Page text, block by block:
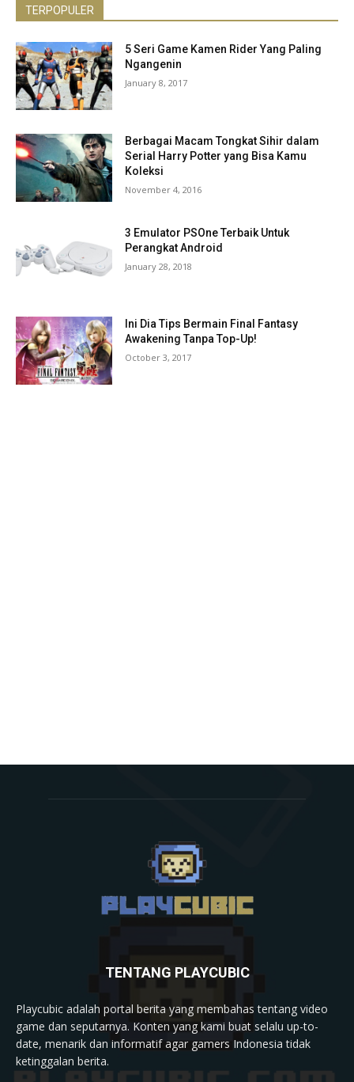
TERPOPULER
5 Seri Game Kamen Rider Yang Paling
Ngangenin
January 8, 2017
Berbagai Macam Tongkat Sihir dalam
Serial Harry Potter yang Bisa Kamu
Koleksi
November 4, 2016
3 Emulator PSOne Terbaik Untuk
Perangkat Android
January 28, 2018
Ini Dia Tips Bermain Final Fantasy
Awakening Tanpa Top-Up!
October 3, 2017
TENTANG PLAYCUBIC
Playcubic adalah portal berita yang membahas tentang video
game dan seputarnya. Konten yang kami buat selalu up-to-
date, menarik dan informatif agar gamers Indonesia tidak
ketinggalan berita.